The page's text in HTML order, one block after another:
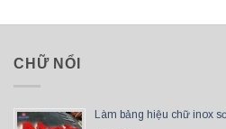
CHỮ NỔI
Làm bảng hiệu chữ inox